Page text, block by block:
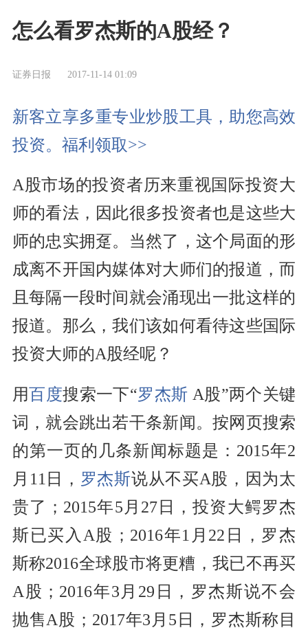
怎么看罗杰斯的A股经？
证券日报 2017-11-14 01:09
新客立享多重专业炒股工具，助您高效
投资。福利领取>>
A股市场的投资者历来重视国际投资大
师的看法，因此很多投资者也是这些大
师的忠实拥趸。当然了，这个局面的形
成离不开国内媒体对大师们的报道，而
且每隔一段时间就会涌现出一批这样的
报道。那么，我们该如何看待这些国际
投资大师的A股经呢？
用 百度搜索一下“罗杰斯 A股”两个关键
词，就会跳出若干条新闻。按网页搜索
的第一页的几条新闻标题是：2015年2
月11日， 罗杰斯说从不买A股，因为太
贵了；2015年5月27日，投资大鳄罗杰
斯已买入A股；2016年1月22日，罗杰
斯称2016全球股市将更糟，我已不再买
A股；2016年3月29日，罗杰斯说不会
抛售A股；2017年3月5日，罗杰斯称目